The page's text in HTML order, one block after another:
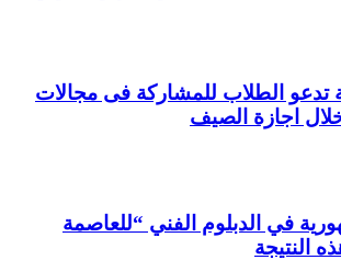
تدعو الطلاب للمشاركة فى مجالات
اجازة الصيف
في الدبلوم الفني “للعاصمة
النتيجة